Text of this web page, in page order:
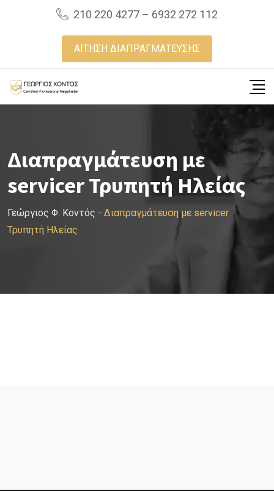
210 220 4277 – 6932 272 112
ΑΙΤΗΣΗ ΔΙΑΠΡΑΓΜΑΤΕΥΣΗΣ
Διαπραγμάτευση με
servicer Τρυπητή Ηλείας
Γεώργιος Φ. Κοντός - Διαπραγμάτευση με servicer
Τρυπητή Ηλείας